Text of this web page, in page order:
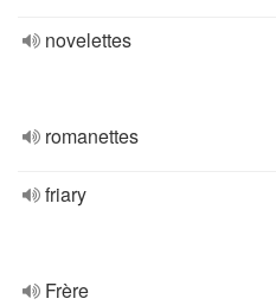
novelettes
romanettes
friary
Frère